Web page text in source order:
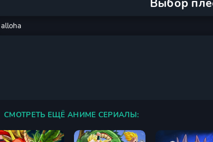
Выбор
СМОТРЕТЬ ЕЩЁ АНИМЕ СЕРИАЛЫ: